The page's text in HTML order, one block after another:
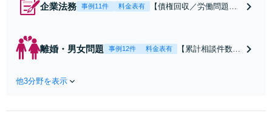
企業法務 事例11件 料金表有
【債権回収／労働問題／
のトラブル・会社内のト
ラブルなど、事後の解決
離婚・男女問題 事例12件 料金表有
【累計相談件数20
ダーメイドの解決
他3分野を表示